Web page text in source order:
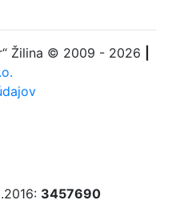
Žilina © 2009 - 2026
3457690